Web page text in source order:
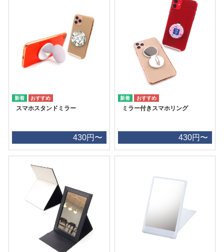
スマホスタンドミラー
430円〜
ミラー付きスマホリング
430円〜